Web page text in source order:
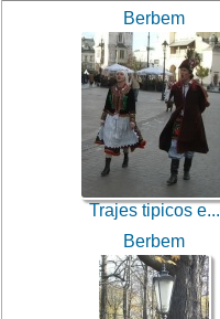
Berbem
Trajes tipicos e...
Berbem